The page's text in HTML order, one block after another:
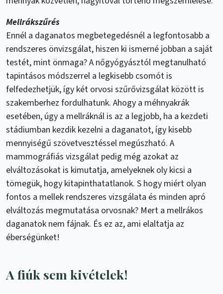
Mellrákszűrés
Ennél a daganatos megbetegedésnél a legfontosabb a
rendszeres önvizsgálat, hiszen ki ismerné jobban a saját
testét, mint önmaga? A nőgyógyásztól megtanulható
tapintásos módszerrel a legkisebb csomót is
felfedezhetjük, így két orvosi szűrővizsgálat között is
szakemberhez fordulhatunk. Ahogy a méhnyakrák
esetében, úgy a mellráknál is az a legjobb, ha a kezdeti
stádiumban kezdik kezelni a daganatot, így kisebb
mennyiségű szövetvesztéssel megúszható. A
mammográfiás vizsgálat pedig még azokat az
elváltozásokat is kimutatja, amelyeknek oly kicsi a
tömegük, hogy kitapinthatatlanok. S hogy miért olyan
fontos a mellek rendszeres vizsgálata és minden apró
elváltozás megmutatása orvosnak? Mert a mellrákos
daganatok nem fájnak. És ez az, ami elaltatja az
éberségünket!
A fiúk sem kivételek!